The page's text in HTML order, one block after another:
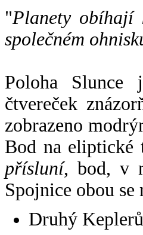
"Planety obíhají
společném
Poloha Slunce
čtvereček
zobrazeno
Bod na eliptické
přísluní, bod, v
Spojnice obou se
Druhý